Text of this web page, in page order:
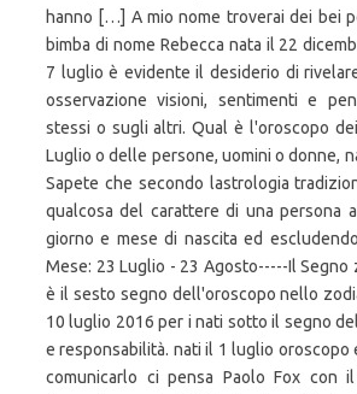
hanno […] A mio nome troverai dei bei
bimba di nome Rebecca nata il 22
7 luglio è evidente il desiderio di
osservazione visioni, sentimenti e
stessi o sugli altri. Qual è l'oroscopo
Luglio o delle persone, uomini o donne,
Sapete che secondo lastrologia
qualcosa del carattere di una persona
giorno e mese di nascita ed
Mese: 23 Luglio - 23 Agosto-----Il Segno
è il sesto segno dell'oroscopo nello
10 luglio 2016 per i nati sotto il segno
e responsabilità. nati il 1 luglio oroscopo
comunicarlo ci pensa Paolo Fox con